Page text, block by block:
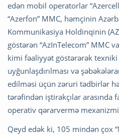
edən mobil operatorlar
“Azerfon” MMC, həmçinin
Kommunikasiya Holdinqinin
göstərən “AzInTelecom” MMC
kimi fəaliyyət göstərərək
uyğunlaşdırılması və
edilməsi üçün zəruri tədbirlər
tərəfindən iştirakçılar arasında
operativ qərarvermə
Qeyd edək ki, 105 mindən çox